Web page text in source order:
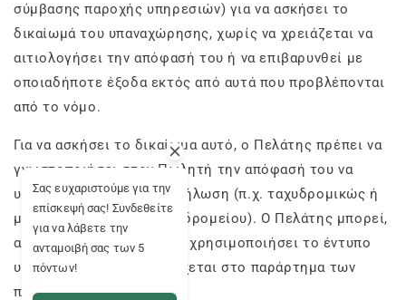
σύμβασης παροχής υπηρεσιών) για να ασκήσει το
δικαίωμά του υπαναχώρησης, χωρίς να χρειάζεται να
αιτιολογήσει την απόφασή του ή να επιβαρυνθεί με
οποιαδήποτε έξοδα εκτός από αυτά που προβλέπονται
από το νόμο.
Για να ασκήσει το δικαίωμα αυτό, ο Πελάτης πρέπει να
γνωστοποιήσει στον Πωλητή την απόφασή του να
υπαναχωρήσει με σαφή δήλωση (π.χ. ταχυδρομικώς ή
μέσω ηλεκτρονικού ταχυδρομείου). Ο Πελάτης μπορεί,
αλλά δεν υποχρεούται, να χρησιμοποιήσει το έντυπο
υπαναχώρησης που παρέχεται στο παράρτημα των
παρόντων ΓΟΣ.
Σας ευχαριστούμε για την
επίσκεψή σας! Συνδεθείτε
για να λάβετε την
ανταμοιβή σας των 5
πόντων!